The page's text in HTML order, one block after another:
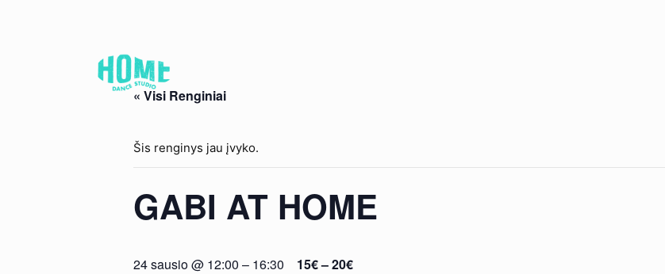
« Visi Renginiai
Šis renginys jau įvyko.
GABI AT HOME
24 sausio @ 12:00 – 16:30 15€ – 20€